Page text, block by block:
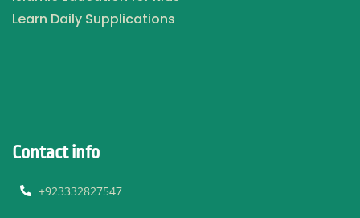
Learn Daily Supplications
Contact info
+923332827547